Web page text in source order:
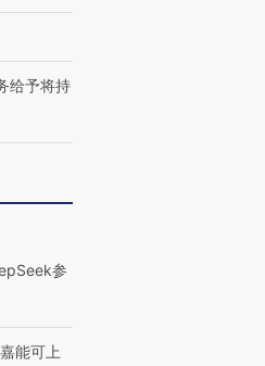
育部长拱下台
【商旅对话】华住集团
给予将持
参
能可上